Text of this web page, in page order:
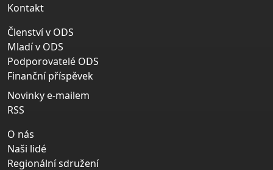
Kontakt
Členství v ODS
Mladí v ODS
Podporovatelé ODS
Finanční příspěvek
Novinky e-mailem
RSS
O nás
Naši lidé
Regionální sdružení